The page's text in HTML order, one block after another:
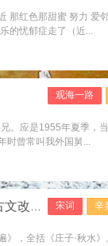
那红色那甜蜜 努力 爱
的忧郁症走了（近...
观海一路
。应是1955年夏季，
时曾常叫我外国舅...
宋词 辛
宋词
，全括《庄子·秋水